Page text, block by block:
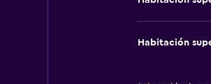
Habitación